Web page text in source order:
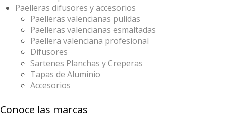
Paelleras difusores y accesorios
Paelleras valencianas pulidas
Paelleras valencianas esmaltadas
Paellera valenciana profesional
Difusores
Sartenes Planchas y Creperas
Tapas de Aluminio
Accesorios
Conoce las marcas